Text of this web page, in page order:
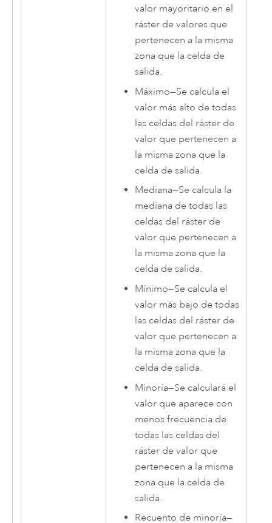
valor mayoritario en el
ráster de valores que
pertenecen a la misma
zona que la celda de
salida.
Máximo—Se calcula el
valor más alto de todas
las celdas del ráster de
valor que pertenecen a
la misma zona que la
celda de salida.
Mediana—Se calcula la
mediana de todas las
celdas del ráster de
valor que pertenecen a
la misma zona que la
celda de salida.
Mínimo—Se calcula el
valor más bajo de todas
las celdas del ráster de
valor que pertenecen a
la misma zona que la
celda de salida.
Minoría—Se calculará el
valor que aparece con
menos frecuencia de
todas las celdas del
ráster de valor que
pertenecen a la misma
zona que la celda de
salida.
Recuento de minoría—